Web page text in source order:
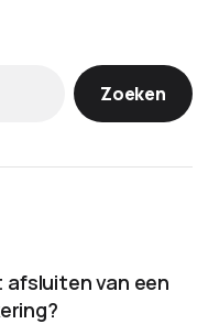
Zoeken
van een